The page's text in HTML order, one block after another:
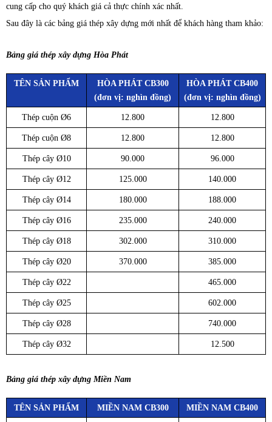
cung cấp cho quý khách giá cả thực chính xác nhất.
Sau đây là các bảng giá thép xây dựng mới nhất để khách hàng tham khảo:
Bảng giá thép xây dựng Hòa Phát
TÊN SẢN PHẨM
HÒA PHÁT CB300
(đơn vị: nghìn đồng)
HÒA PHÁT CB400
(đơn vị: nghìn đồng)
Thép cuộn Ø6 12.800 12.800
Thép cuộn Ø8 12.800 12.800
Thép cây Ø10 90.000 96.000
Thép cây Ø12 125.000 140.000
Thép cây Ø14 180.000 188.000
Thép cây Ø16 235.000 240.000
Thép cây Ø18 302.000 310.000
Thép cây Ø20 370.000 385.000
Thép cây Ø22 465.000
Thép cây Ø25 602.000
Thép cây Ø28 740.000
Thép cây Ø32 12.500
Bảng giá thép xây dựng Miền Nam
TÊN SẢN PHẨM MIỀN NAM CB300 MIỀN NAM CB400